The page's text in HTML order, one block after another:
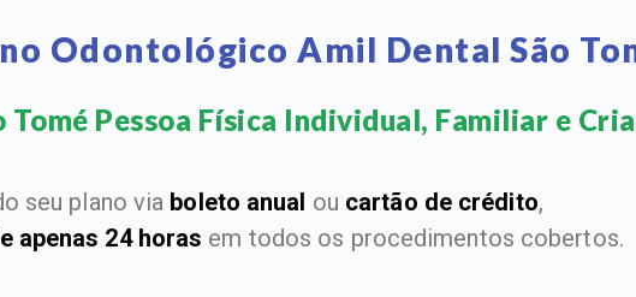
Odontológico Amil Dental São
Pessoa Física Individual, Familiar e
seu plano via boleto anual ou cartão de crédito,
apenas 24 horas em todos os procedimentos cobertos.